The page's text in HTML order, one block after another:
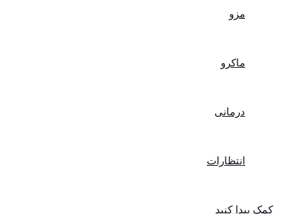
مزو
ماکرو
درمانی
انتظارات
کمک پیدا کنید